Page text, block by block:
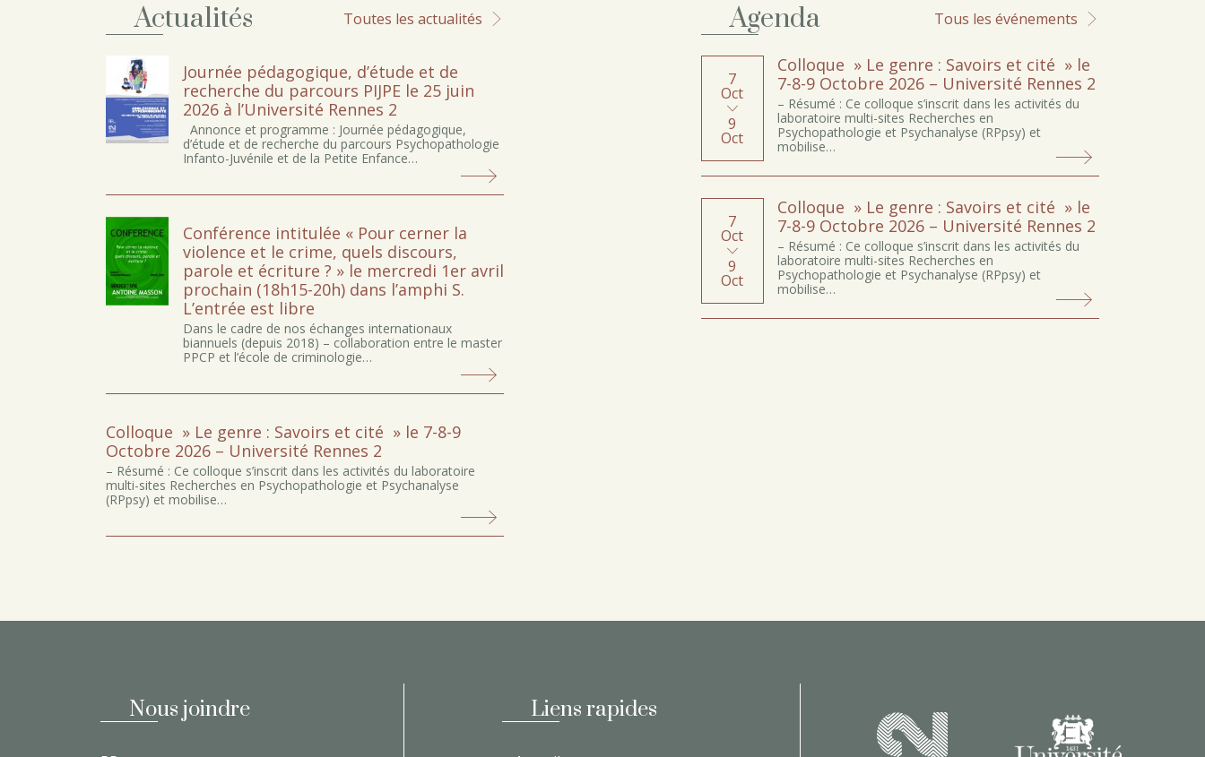
Actualités Toutes les actualités
Journée pédagogique, d’étude et de
recherche du parcours PIJPE le 25 juin
2026 à l’Université Rennes 2
Annonce et programme : Journée pédagogique,
d’étude et de recherche du parcours Psychopathologie
Infanto-Juvénile et de la Petite Enfance…
Conférence intitulée « Pour cerner la
violence et le crime, quels discours,
parole et écriture ? » le mercredi 1er avril
prochain (18h15-20h) dans l’amphi S.
L’entrée est libre
Dans le cadre de nos échanges internationaux
biannuels (depuis 2018) – collaboration entre le master
PPCP et l’école de criminologie…
Colloque » Le genre : Savoirs et cité » le 7-8-9
Octobre 2026 – Université Rennes 2
– Résumé : Ce colloque s’inscrit dans les activités du laboratoire
multi-sites Recherches en Psychopathologie et Psychanalyse
(RPpsy) et mobilise…
Agenda Tous les événements
7
Oct
9
Oct
Colloque » Le genre : Savoirs et cité » le
7-8-9 Octobre 2026 – Université Rennes 2
– Résumé : Ce colloque s’inscrit dans les activités du
laboratoire multi-sites Recherches en
Psychopathologie et Psychanalyse (RPpsy) et
mobilise…
7
Oct
9
Oct
Colloque » Le genre : Savoirs et cité » le
7-8-9 Octobre 2026 – Université Rennes 2
– Résumé : Ce colloque s’inscrit dans les activités du
laboratoire multi-sites Recherches en
Psychopathologie et Psychanalyse (RPpsy) et
mobilise…
Nous joindre Liens rapides